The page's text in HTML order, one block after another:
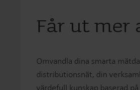
Får ut mer
Omvandla dina smarta
distributionsnät, din
värdefull kunskap baserad